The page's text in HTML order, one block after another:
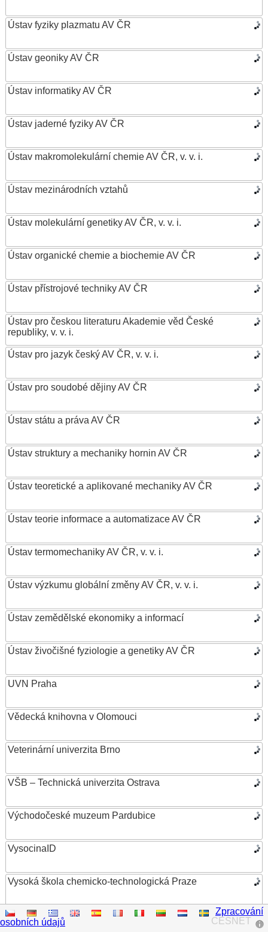
Ústav fyziky plazmatu AV ČR
Ústav geoniky AV ČR
Ústav informatiky AV ČR
Ústav jaderné fyziky AV ČR
Ústav makromolekulární chemie AV ČR, v. v. i.
Ústav mezinárodních vztahů
Ústav molekulární genetiky AV ČR, v. v. i.
Ústav organické chemie a biochemie AV ČR
Ústav přístrojové techniky AV ČR
Ústav pro českou literaturu Akademie věd České
republiky, v. v. i.
Ústav pro jazyk český AV ČR, v. v. i.
Ústav pro soudobé dějiny AV ČR
Ústav státu a práva AV ČR
Ústav struktury a mechaniky hornin AV ČR
Ústav teoretické a aplikované mechaniky AV ČR
Ústav teorie informace a automatizace AV ČR
Ústav termomechaniky AV ČR, v. v. i.
Ústav výzkumu globální změny AV ČR, v. v. i.
Ústav zemědělské ekonomiky a informací
Ústav živočišné fyziologie a genetiky AV ČR
UVN Praha
Vědecká knihovna v Olomouci
Veterinární univerzita Brno
VŠB – Technická univerzita Ostrava
Východočeské muzeum Pardubice
VysocinaID
Vysoká škola chemicko-technologická Praze
Vysoká škola ekonomická v Praze
CESNET
Zpracování
osobních údajů